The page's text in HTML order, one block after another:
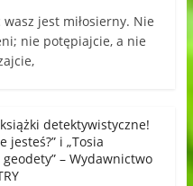
jest miłosierny. Nie
nie potępiajcie, a nie
detektywistyczne!
jesteś?” i „Tosia
– Wydawnictwo